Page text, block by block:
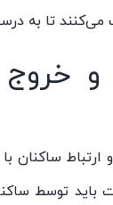
تا به
ارتباط
باید توسط